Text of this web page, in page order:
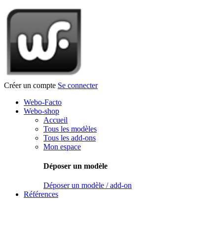
Créer un compte Se connecter
Webo-Facto
Webo-shop
Accueil
Tous les modèles
Tous les add-ons
Mon espace
Déposer un modèle
Déposer un modèle / add-on
Références